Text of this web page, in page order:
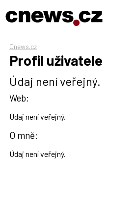
Cnews.cz
Profil uživatele
Údaj není veřejný.
Web:
Údaj není veřejný.
O mně:
Údaj není veřejný.